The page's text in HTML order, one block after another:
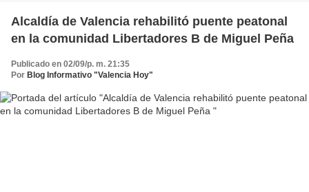
Alcaldía de Valencia rehabilitó puente peatonal
en la comunidad Libertadores B de Miguel Peña
Publicado en 02/09/p. m. 21:35
Por Blog Informativo "Valencia Hoy"